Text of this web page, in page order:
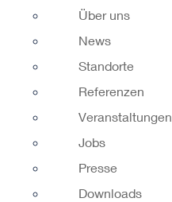
Über uns
News
Standorte
Referenzen
Veranstaltungen
Jobs
Presse
Downloads